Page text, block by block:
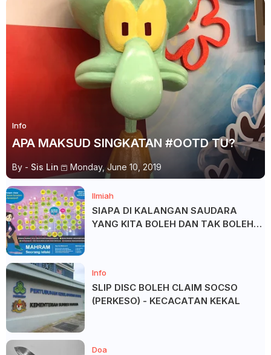
Info
APA MAKSUD SINGKATAN #OOTD TU?
By - Sis Lin Monday, June 10, 2019
Ilmiah
SIAPA DI KALANGAN SAUDARA
YANG KITA BOLEH DAN TAK BOLEH
Info
SLIP DISC BOLEH CLAIM SOCSO
(PERKESO) - KECACATAN KEKAL
Doa